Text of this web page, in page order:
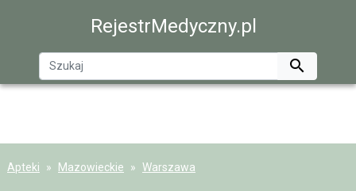
RejestrMedyczny.pl

Apteki Mazowieckie Warszawa